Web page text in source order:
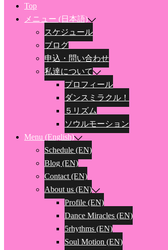
Top
メニュー (日本語)
スケジュール
ブログ
申込・問い合わせ
私達について
プロフィール
ダンスミラクル！
５リズム
ソウルモーション
Menu (English)
Schedule (EN)
Blog (EN)
Contact (EN)
About us (EN)
Profile (EN)
Dance Miracles (EN)
5rhythms (EN)
Soul Motion (EN)